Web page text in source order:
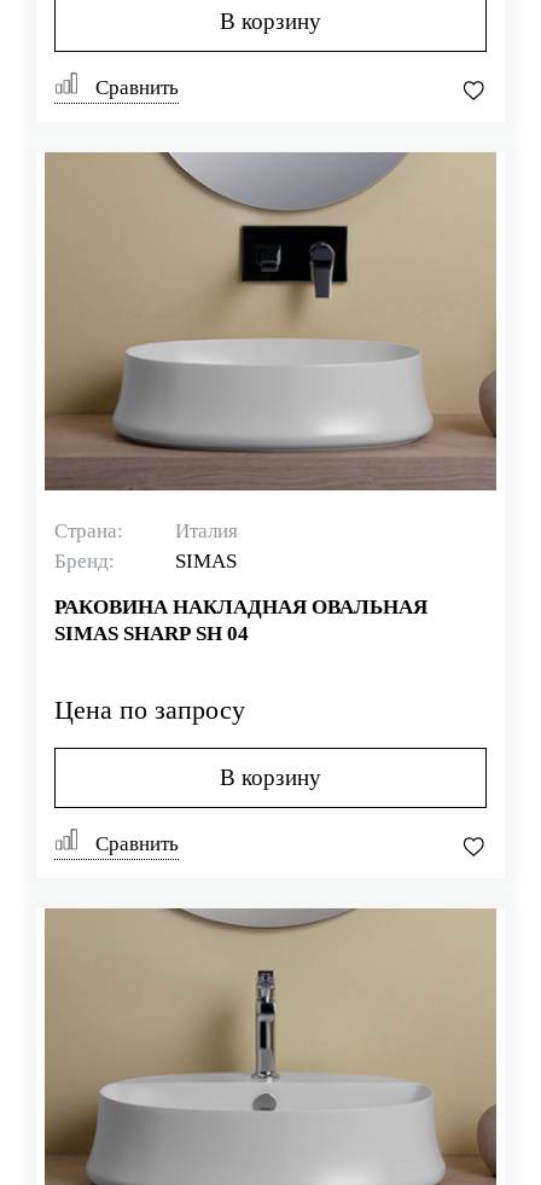
В корзину
Сравнить
Страна:
Италия
Бренд:
SIMAS
РАКОВИНА НАКЛАДНАЯ ОВАЛЬНАЯ
SIMAS SHARP SH 04
Цена по запросу
В корзину
Сравнить